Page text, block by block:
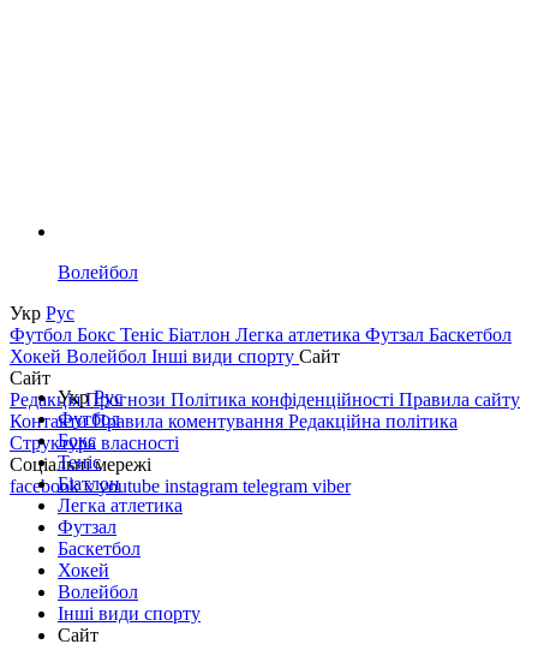
Волейбол
Укр Рус
Футбол Бокс Теніс Біатлон Легка атлетика Футзал Баскетбол
Хокей Волейбол Інші види спорту Сайт
Сайт
РедакціяПрогнози Політика конфіденційності Правила сайту
КонтактиПравила коментування Редакційна політика
Структура власності
Соціальні мережі
facebookxyoutube instagram telegram viber
УкрРус
Футбол
Бокс
Теніс
Біатлон
Легка атлетика
Футзал
Баскетбол
Хокей
Волейбол
Інші види спорту
Сайт